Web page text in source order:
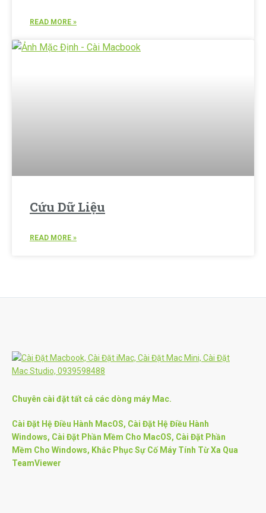
READ MORE »
Cứu Dữ Liệu
READ MORE »
Chuyên cài đặt tất cả các dòng máy Mac.
Cài Đặt Hệ Điều Hành MacOS, Cài Đặt Hệ Điều Hành
Windows, Cài Đặt Phần Mềm Cho MacOS, Cài Đặt Phần
Mềm Cho Windows, Khắc Phục Sự Cố Máy Tính Từ Xa Qua
TeamViewer